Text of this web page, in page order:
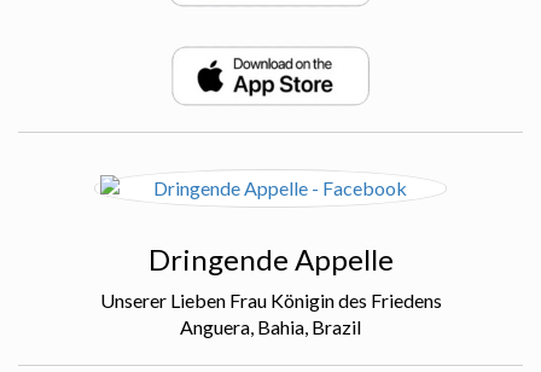
Dringende Appelle
Unserer Lieben Frau Königin des Friedens
Anguera, Bahia, Brazil